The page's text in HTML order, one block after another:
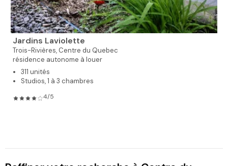
Jardins Laviolette
Trois-Rivières, Centre du Quebec
résidence autonome à louer
311 unités
Studios, 1 à 3 chambres
4/5